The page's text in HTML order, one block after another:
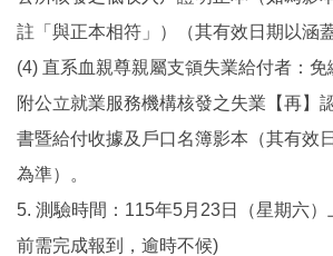
註「與正本相符」）（其有效日期以涵
(4) 直系血親尊親屬支領失業給付者：
附公立就業服務機構核發之失業【再】
書暨給付收據及戶口名簿影本（其有效
為準）。
5. 測驗時間：115年5月23日（星期六
前需完成報到，逾時不候)